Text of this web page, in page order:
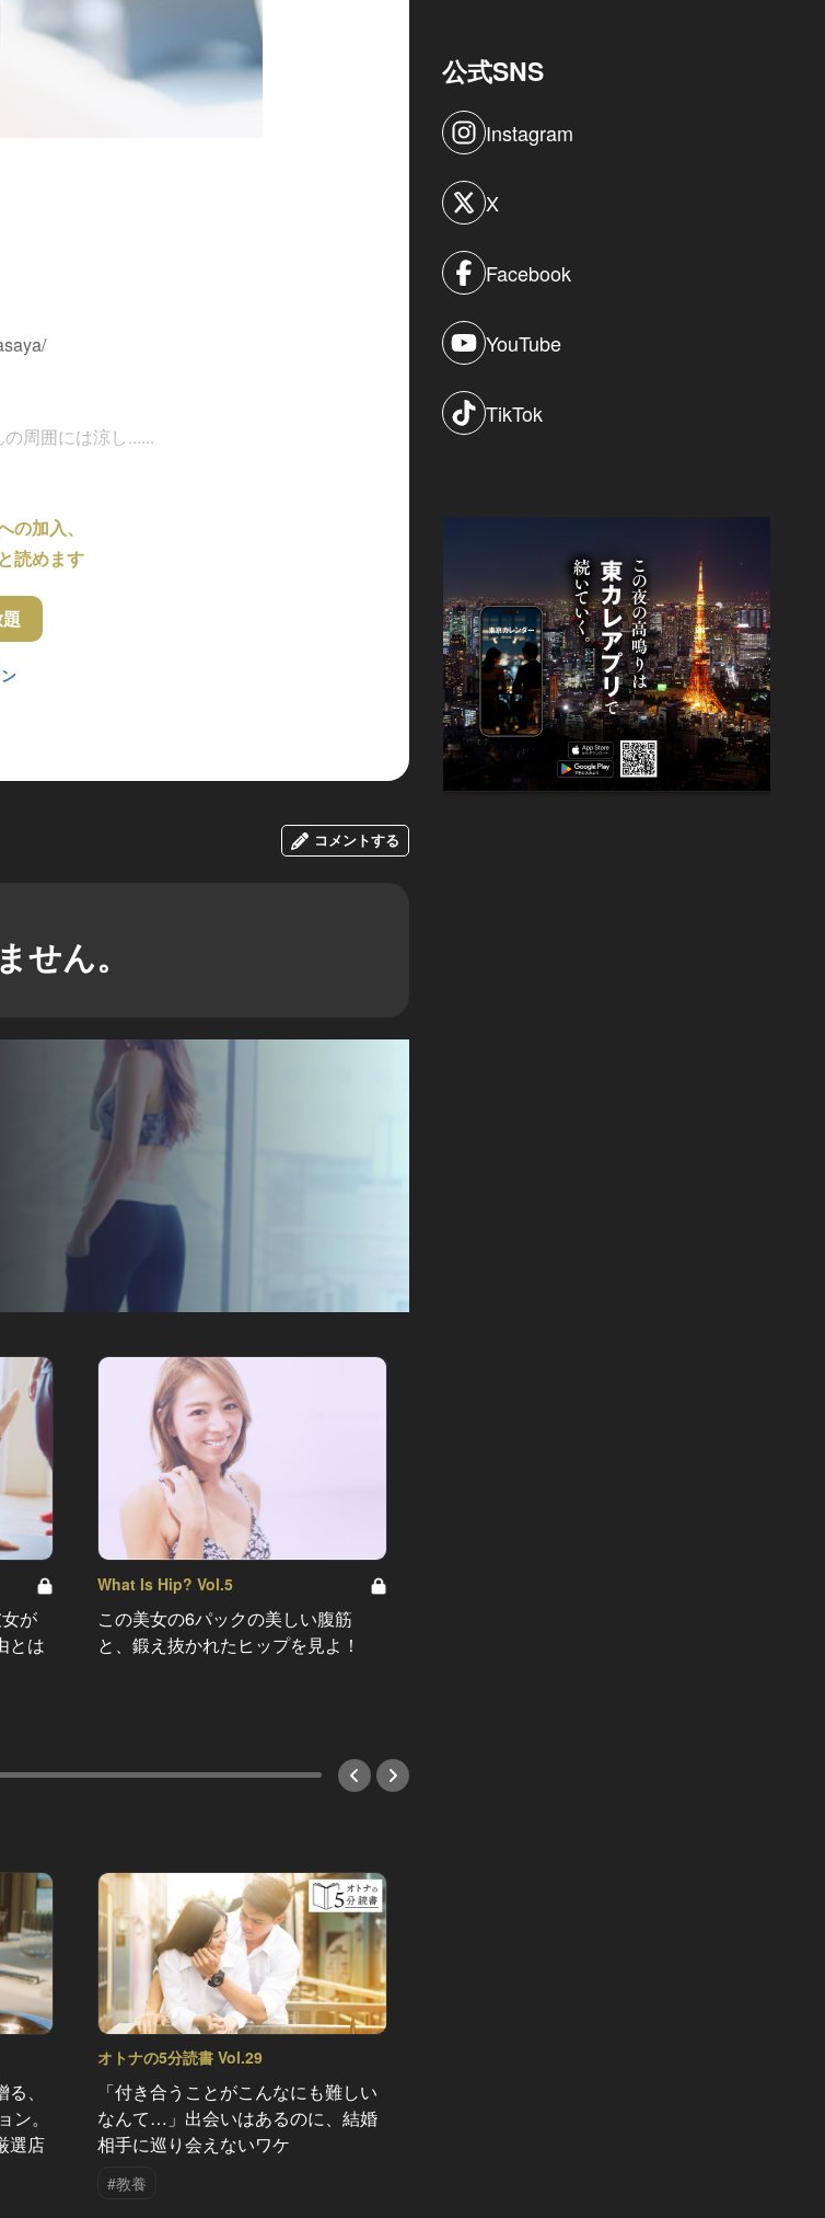
周囲には涼し......
加入、
読めます
コメントする
せん。
が
とは
What Is Hip? Vol.5
この美女の6パックの美しい腹筋
と、鍛え抜かれたヒップを見よ！
、
。
選店
オトナの5分読書 Vol.29
「付き合うことがこんなにも難しい
なんて…」出会いはあるのに、結婚
相手に巡り会えないワケ
#教養
公式SNS
Instagram
X
Facebook
YouTube
TikTok